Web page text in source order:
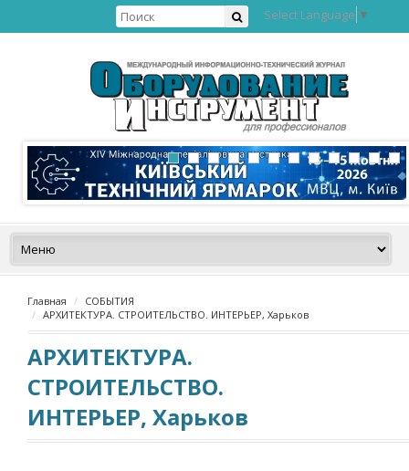
Select Language ▼
Главная
СОБЫТИЯ
АРХИТЕКТУРА. СТРОИТЕЛЬСТВО. ИНТЕРЬЕР, Харьков
АРХИТЕКТУРА.
СТРОИТЕЛЬСТВО.
ИНТЕРЬЕР, Харьков